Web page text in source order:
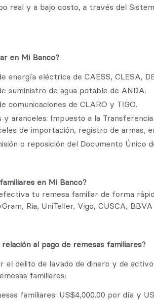
real y a bajo costo, a través del
en Mi Banco?
energía eléctrica de CAESS, CLESA,
suministro de agua potable de ANDA.
comunicaciones de CLARO y TIGO.
aranceles: Impuesto a la
de importación, registro de armas,
o reposición del Documento Único
en Mi Banco?
tu remesa familiar de forma
Ria, UniTeller, Vigo, CUSCA,
al pago de remesas familiares?
delito de lavado de dinero y de
familiares:
familiares: US$4,000.00 por día y